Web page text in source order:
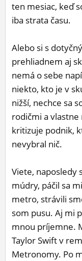
ten mesiac, keď
iba strata času.
Alebo si s
prehliadnem aj
nemá o sebe
niekto, kto je v
nižší, nechce sa
rodičmi a vlastne
kritizuje podnik,
nevybral nič.
Viete, naposledy
múdry, páčil sa
metro, strávili
som pusu. Aj mi
mnou príjemne.
Taylor Swift v
Metronomy. Po